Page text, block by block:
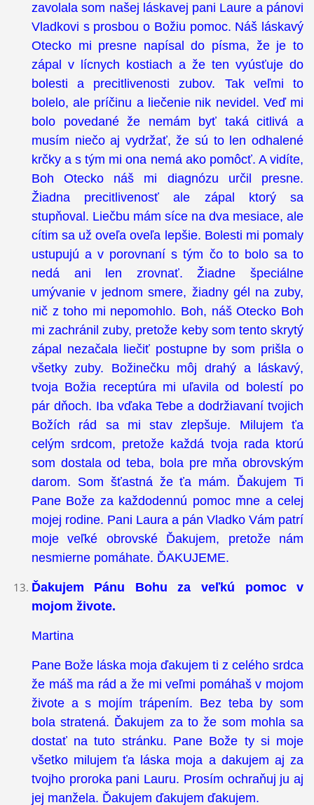
zavolala som našej láskavej pani Laure a pánovi
Vladkovi s prosbou o Božiu pomoc. Náš láskavý
Otecko mi presne napísal do písma, že je to
zápal v lícnych kostiach a že ten vyúsťuje do
bolesti a precitlivenosti zubov. Tak veľmi to
bolelo, ale príčinu a liečenie nik nevidel. Veď mi
bolo povedané že nemám byť taká citlivá a
musím niečo aj vydržať, že sú to len odhalené
krčky a s tým mi ona nemá ako pomôcť. A vidíte,
Boh Otecko náš mi diagnózu určil presne.
Žiadna precitlivenosť ale zápal ktorý sa
stupňoval. Liečbu mám síce na dva mesiace, ale
cítim sa už oveľa oveľa lepšie. Bolesti mi pomaly
ustupujú a v porovnaní s tým čo to bolo sa to
nedá ani len zrovnať. Žiadne špeciálne
umývanie v jednom smere, žiadny gél na zuby,
nič z toho mi nepomohlo. Boh, náš Otecko Boh
mi zachránil zuby, pretože keby som tento skrytý
zápal nezačala liečiť postupne by som prišla o
všetky zuby. Božinečku môj drahý a láskavý,
tvoja Božia receptúra mi uľavila od bolestí po
pár dňoch. Iba vďaka Tebe a dodržiavaní tvojich
Božích rád sa mi stav zlepšuje. Milujem ťa
celým srdcom, pretože každá tvoja rada ktorú
som dostala od teba, bola pre mňa obrovským
darom. Som šťastná že ťa mám. Ďakujem Ti
Pane Bože za každodennú pomoc mne a celej
mojej rodine. Pani Laura a pán Vladko Vám patrí
moje veľké obrovské Ďakujem, pretože nám
nesmierne pomáhate. ĎAKUJEME.
Ďakujem Pánu Bohu za veľkú pomoc v
mojom živote.
Martina
Pane Bože láska moja ďakujem ti z celého srdca
že máš ma rád a že mi veľmi pomáhaš v mojom
živote a s mojím trápením. Bez teba by som
bola stratená. Ďakujem za to že som mohla sa
dostať na tuto stránku. Pane Bože ty si moje
všetko milujem ťa láska moja a dakujem aj za
tvojho proroka pani Lauru. Prosím ochraňuj ju aj
jej manžela. Ďakujem ďakujem ďakujem.